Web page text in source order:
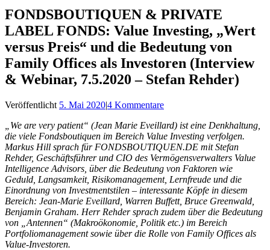
FONDSBOUTIQUEN & PRIVATE
LABEL FONDS: Value Investing, „Wert
versus Preis“ und die Bedeutung von
Family Offices als Investoren (Interview
& Webinar, 7.5.2020 – Stefan Rehder)
Veröffentlicht 5. Mai 2020|4 Kommentare
„We are very patient“ (Jean Marie Eveillard) ist eine Denkhaltung,
die viele Fondsboutiquen im Bereich Value Investing verfolgen.
Markus Hill sprach für FONDSBOUTIQUEN.DE mit Stefan
Rehder, Geschäftsführer und CIO des Vermögensverwalters Value
Intelligence Advisors, über die Bedeutung von Faktoren wie
Geduld, Langsamkeit, Risikomanagement, Lernfreude und die
Einordnung von Investmentstilen – interessante Köpfe in diesem
Bereich: Jean-Marie Eveillard, Warren Buffett, Bruce Greenwald,
Benjamin Graham. Herr Rehder sprach zudem über die Bedeutung
von „Antennen“ (Makroökonomie, Politik etc.) im Bereich
Portfoliomanagement sowie über die Rolle von Family Offices als
Value-Investoren.